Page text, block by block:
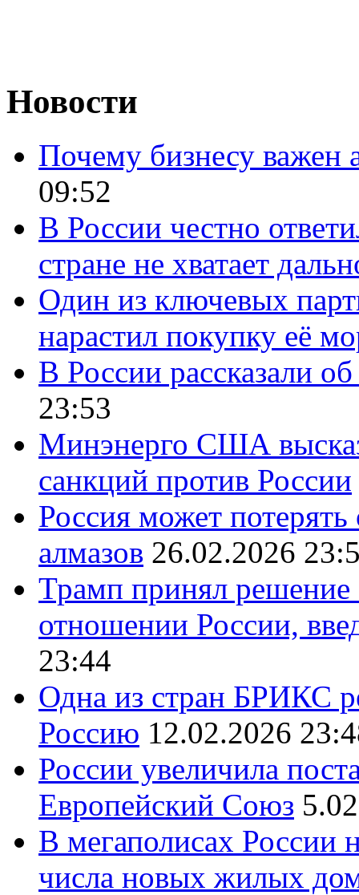
Новости
Почему бизнесу важен
09:52
В России честно
стране не хватает
Один из ключевых
нарастил покупку её
В России рассказали
23:53
Минэнерго США
санкций против России
Россия может
алмазов 26.02.2026
Трамп принял решение
отношении России,
23:44
Одна из стран БРИКС
Россию 12.02.2026
России увеличила
Европейский Союз
В мегаполисах России
числа новых жилых